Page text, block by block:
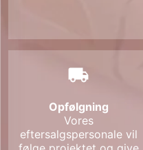
Opfølgning
Vores
eftersalgspersonale vil